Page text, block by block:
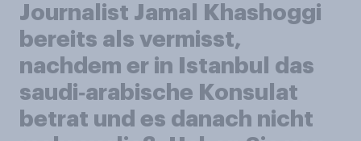
Journalist Jamal Khashoggi
bereits als vermisst,
nachdem er in Istanbul das
saudi‑arabische Konsulat
betrat und es danach nicht